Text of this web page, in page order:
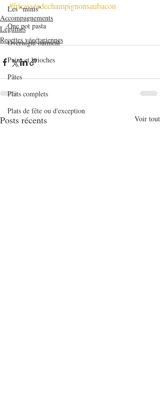
Les "minis"
One pot pasta
Overnight oatmeal
Pains et brioches
Pâtes
Plats complets
Plats de fête ou d'exception
#fricasséedechampignonsaubacon
Accompagnements
Légumes
Recettes végétariennes
Posts récents Voir tout